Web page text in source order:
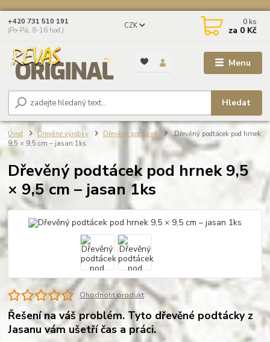
Menu
CZK
Hledat
+420 731 510 191
(Po-Pá, 8-16 hod.)
0 ks
za 0 Kč
Úvod Dřevěné výrobky Dřevěný podtácek
Dřevěný podtácek pod hrnek
9,5 × 9,5 cm – jasan 1ks
Dřevěný podtácek pod hrnek 9,5
× 9,5 cm – jasan 1ks
Ohodnotit produkt
Řešení na váš problém. Tyto dřevěné podtácky z
Jasanu vám ušetří čas a práci.